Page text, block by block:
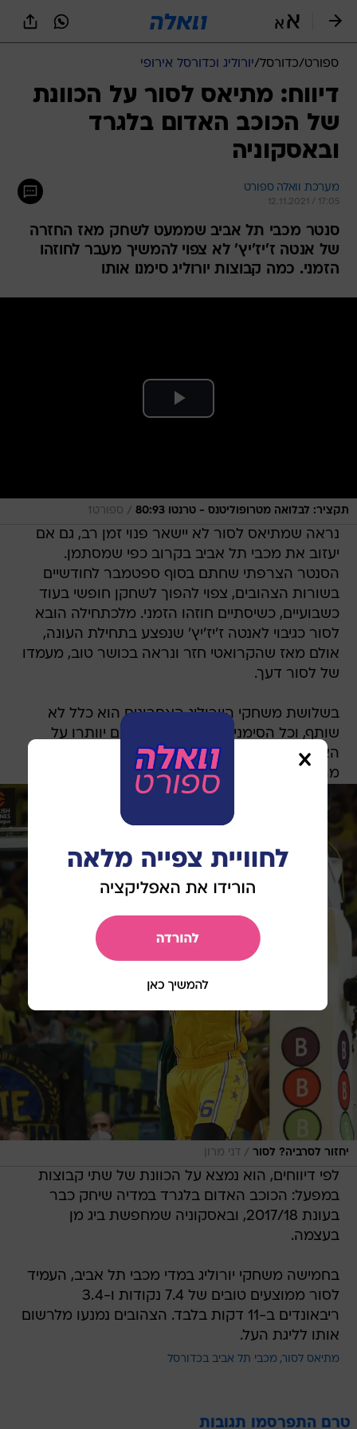
ספורט/כדורסל/יורוליג וכדורסל אירופי
דיווח: מתיאס לסור על הכוונת
של הכוכב האדום בלגרד
ובאסקוניה
מערכת וואלה ספורט
12.11.2021 / 17:05
סנטר מכבי תל אביב שממעט לשחק מאז החזרה
של אנטה ז'יז'יץ' לא צפוי להמשיך מעבר לחוזהו
הזמני. כמה קבוצות יורוליג סימנו אותו
תקציר: לבלואה מטרופוליטנס - טרנטו 80:93 / ספורט1
נראה שמתיאס לסור לא יישאר פנוי זמן רב, גם אם
יעזוב את מכבי תל אביב בקרוב כפי שמסתמן.
הסנטר הצרפתי שחתם בסוף ספטמבר לחודשיים
בשורות הצהובים, צפוי להפוך לשחקן חופשי בעוד
כשבועיים, כשיסתיים חוזהו הזמני. מלכתחילה הובא
לסור כגיבוי לאנטה ז'יז'יץ' שנפצע בתחילת העונה,
אולם מאז שהקרואטי חזר ונראה בכושר טוב, מעמדו
של לסור דעך.
בשלושת משחקי היורוליג האחרונים הוא כלל לא
שותף, וכל הסימנים מראים שהצהובים יוותרו על
האפשרות להאריך את חוזהו עד סוף העונה. אם זה
מה שאכן יקרה, לסור עשוי להמשיך ביורוליג.
יחזור לסרביה? לסור / דני מרון
לפי דיווחים, הוא נמצא על הכוונת של שתי קבוצות
במפעל: הכוכב האדום בלגרד במדיה שיחק כבר
בעונת 2017/18, ובאסקוניה שמחפשת ביג מן
בעצמה.
בחמישה משחקי יורוליג במדי מכבי תל אביב, העמיד
לסור ממוצעים טובים של 7.4 נקודות ו-3.4
ריבאונדים ב-11 דקות בלבד. הצהובים נמנעו מלרשום
אותו לליגת העל.
מתיאס לסור מכבי תל אביב בכדורסל
טרם התפרסמו תגובות